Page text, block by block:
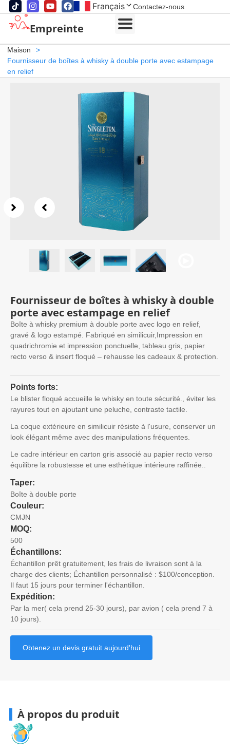
Français Contactez-nous
Empreinte
Maison
>
Fournisseur de boîtes à whisky à double porte avec estampage
en relief
Fournisseur de boîtes à whisky à double
porte avec estampage en relief
Boîte à whisky premium à double porte avec logo en relief,
gravé & logo estampé. Fabriqué en similicuir,Impression en
quadrichromie et impression ponctuelle, tableau gris, papier
recto verso & insert floqué – rehausse les cadeaux & protection.
Points forts:
Le blister floqué accueille le whisky en toute sécurité., éviter les
rayures tout en ajoutant une peluche, contraste tactile.
La coque extérieure en similicuir résiste à l'usure, conserver un
look élégant même avec des manipulations fréquentes.
Le cadre intérieur en carton gris associé au papier recto verso
équilibre la robustesse et une esthétique intérieure raffinée..
Taper:
Boîte à double porte
Couleur:
CMJN
MOQ:
500
Échantillons:
Échantillon prêt gratuitement, les frais de livraison sont à la
charge des clients; Échantillon personnalisé : $100/conception.
Il faut 15 jours pour terminer l'échantillon.
Expédition:
Par la mer( cela prend 25-30 jours), par avion ( cela prend 7 à
10 jours).
Obtenez un devis gratuit aujourd'hui
À propos du produit